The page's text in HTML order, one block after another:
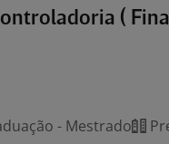
(
- Mestrado